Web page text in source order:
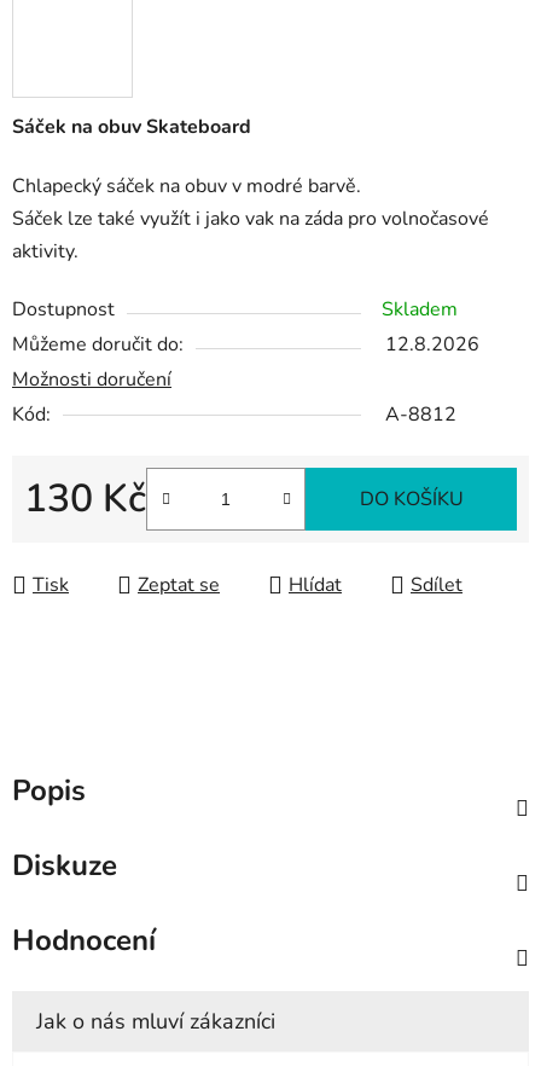
Sáček na obuv Skateboard
Chlapecký sáček na obuv v modré barvě.
Sáček lze také využít i jako vak na záda pro volnočasové
aktivity.
Dostupnost
Skladem
Můžeme doručit do:
12.8.2026
Možnosti doručení
Kód:
A-8812
130 Kč DO KOŠÍKU
Tisk Zeptat se Hlídat Sdílet
Popis
Diskuze
Hodnocení